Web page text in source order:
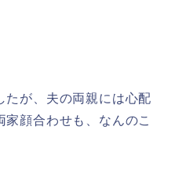
たが、夫の両親には心配
顔合わせも、なんのこ